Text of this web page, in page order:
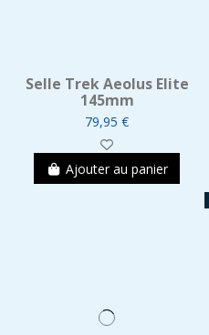
Selle Trek Aeolus Elite
145mm
79,95 €
Ajouter au panier